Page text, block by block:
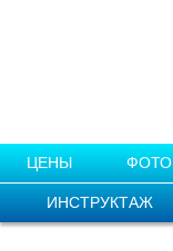
ЦЕНЫ ФОТО
ИНСТРУКТАЖ